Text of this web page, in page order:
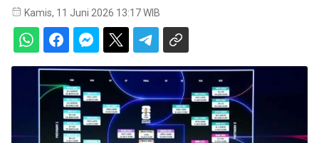
Kamis, 11 Juni 2026 13:17 WIB